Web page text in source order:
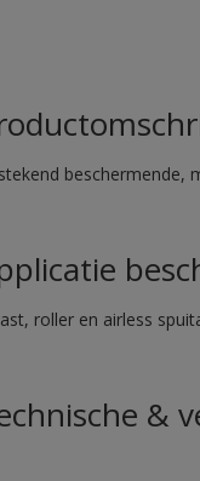
beschermende,
roller en airless
&